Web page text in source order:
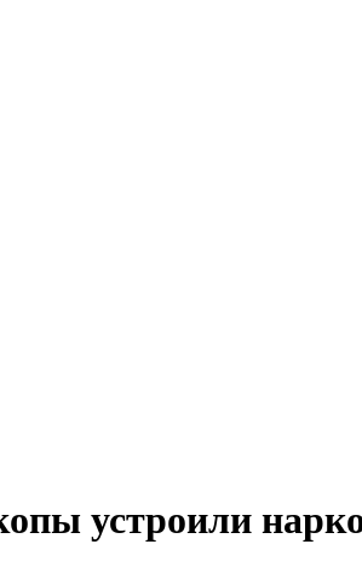
устроили